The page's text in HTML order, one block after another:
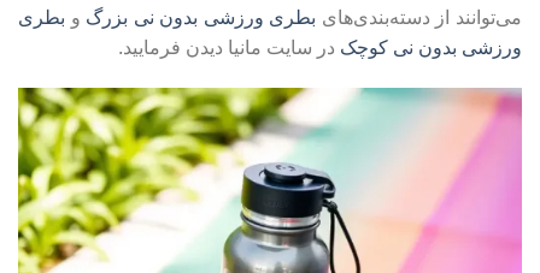
می‌توانند از دسته‌بندی‌های بطری ورزشی بدون نی بزرگ و بطری
ورزشی بدون نی کوچک در سایت مانیا دیدن فرمایید.